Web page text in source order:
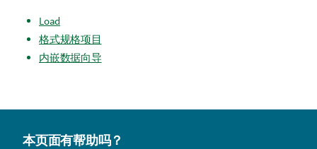
Load
格式规格项目
内嵌数据向导
本页面有帮助吗？